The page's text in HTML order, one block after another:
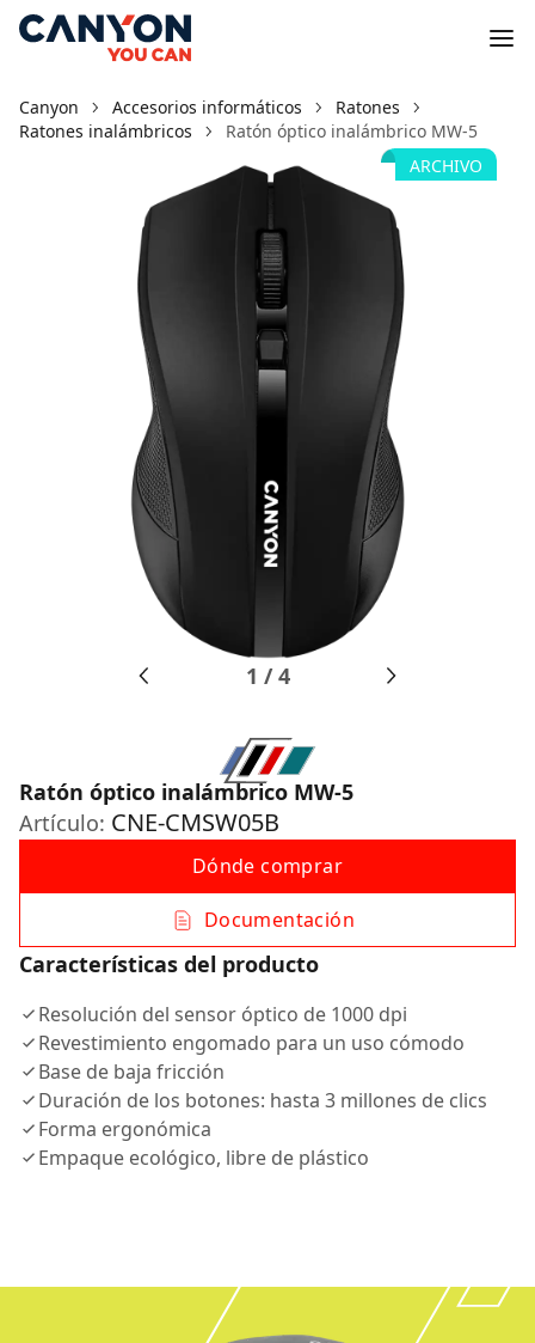
Canyon Accesorios informáticos
Ratones
Ratones inalámbricos
Ratón óptico inalámbrico MW-5
ARCHIVO
1 /4
Ratón óptico inalámbrico MW-5
Artículo: CNE-CMSW05B
Dónde comprar
Documentación
Características del producto
Resolución del sensor óptico de 1000 dpi
Revestimiento engomado para un uso cómodo
Base de baja fricción
Duración de los botones: hasta 3 millones de clics
Forma ergonómica
Empaque ecológico, libre de plástico